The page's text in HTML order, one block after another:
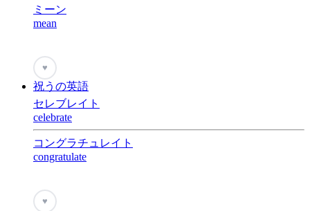
ミーン
mean
♥
祝うの英語
セレブレイト
celebrate
コングラチュレイト
congratulate
♥